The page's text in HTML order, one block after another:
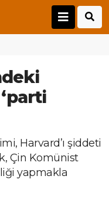
Harvard’ı şiddeti
Çin Komünist
yapmakla